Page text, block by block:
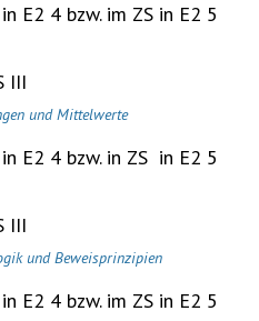
E2 4 bzw. im ZS in E2 5
III
und Mittelwerte
E2 4 bzw. in ZS in E2 5
III
und Beweisprinzipien
E2 4 bzw. im ZS in E2 5